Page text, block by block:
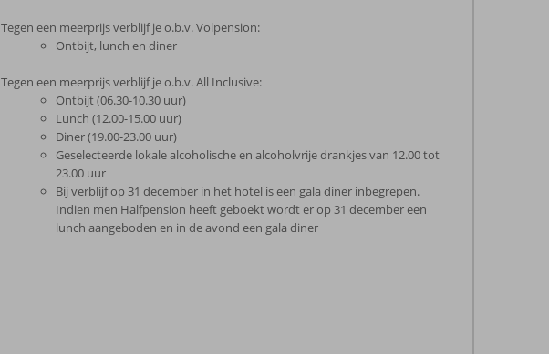
Tegen een meerprijs verblijf je o.b.v. Volpension:
Ontbijt, lunch en diner
Tegen een meerprijs verblijf je o.b.v. All Inclusive:
Ontbijt (06.30-10.30 uur)
Lunch (12.00-15.00 uur)
Diner (19.00-23.00 uur)
Geselecteerde lokale alcoholische en alcoholvrije drankjes van 12.00 tot
23.00 uur
Bij verblijf op 31 december in het hotel is een gala diner inbegrepen.
Indien men Halfpension heeft geboekt wordt er op 31 december een
lunch aangeboden en in de avond een gala diner